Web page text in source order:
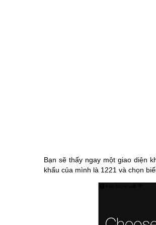
Bạn sẽ thấy ngay một giao diện
khẩu của mình là 1221 và chọn